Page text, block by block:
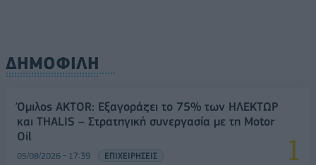
ΔΗΜΟΦΙΛΗ
Όμιλος AKTOR: Εξαγοράζει το 75% των ΗΛΕΚΤΩΡ
και THALIS – Στρατηγική συνεργασία με τη Motor
Oil
05/08/2026 - 17:39 ΕΠΙΧΕΙΡΗΣΕΙΣ